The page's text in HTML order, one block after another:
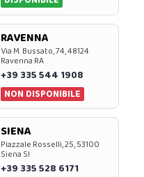
RAVENNA
Via M. Bussato, 74, 48124
Ravenna RA
+39 335 544 1908
NON DISPONIBILE
SIENA
Piazzale Rosselli, 25, 53100
Siena SI
+39 335 528 6171